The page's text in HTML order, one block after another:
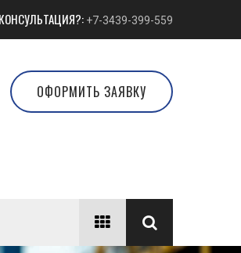
+7-3439-399-559
ОФОРМИТЬ ЗАЯВКУ